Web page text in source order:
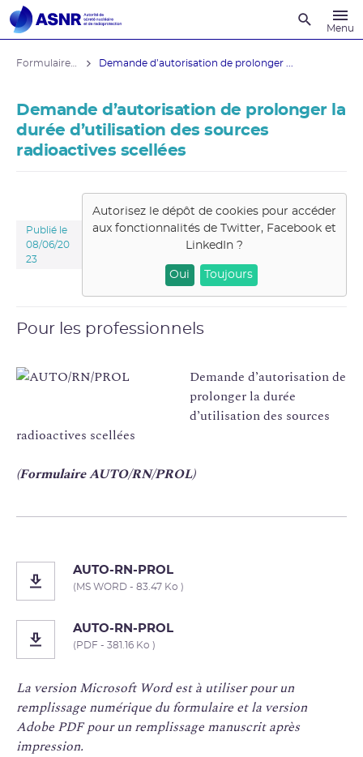
Menu
Demande d’autorisation de prolonger ...
Demande d’autorisation de prolonger la
durée d’utilisation des sources
radioactives scellées
Publié le
08/06/20
23
Autorisez le dépôt de cookies pour accéder
aux fonctionnalités de Twitter, Facebook et
LinkedIn?
Oui Toujours
Pour les professionnels
Demande d’autorisation de
prolonger la durée
d’utilisation des sources
radioactives scellées
(Formulaire AUTO/RN/PROL)
AUTO-RN-PROL
(MS WORD - 83.47 Ko )
AUTO-RN-PROL
(PDF - 381.16 Ko )
La version Microsoft Word est à utiliser pour un
remplissage numérique du formulaire et la version
Adobe PDF pour un remplissage manuscrit après
impression.